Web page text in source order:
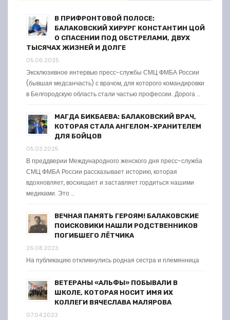
В ПРИФРОНТОВОЙ ПОЛОСЕ:
БАЛАКОВСКИЙ ХИРУРГ КОНСТАНТИН ЦОЙ
О СПАСЕНИИ ПОД ОБСТРЕЛАМИ, ДВУХ
ТЫСЯЧАХ ЖИЗНЕЙ И ДОЛГЕ
05.06.2025
Эксклюзивное интервью пресс-службы СМЦ ФМБА России
(бывшая медсанчасть) с врачом, для которого командировки
в Белгородскую область стали частью профессии. Дорога …
МАГДА БИКБАЕВА: БАЛАКОВСКИЙ ВРАЧ,
КОТОРАЯ СТАЛА АНГЕЛОМ-ХРАНИТЕЛЕМ
ДЛЯ БОЙЦОВ
05.03.2025
В преддверии Международного женского дня пресс-служба
СМЦ ФМБА России рассказывает историю, которая
вдохновляет, восхищает и заставляет гордиться нашими
медиками. Это …
ВЕЧНАЯ ПАМЯТЬ ГЕРОЯМ! БАЛАКОВСКИЕ
ПОИСКОВИКИ НАШЛИ РОДСТВЕННИКОВ
ПОГИБШЕГО ЛЁТЧИКА
26.08.2023
На публикацию откликнулись родная сестра и племянница
ВЕТЕРАНЫ «АЛЬФЫ» ПОБЫВАЛИ В
ШКОЛЕ, КОТОРАЯ НОСИТ ИМЯ ИХ
КОЛЛЕГИ ВЯЧЕСЛАВА МАЛЯРОВА
07.04.2023